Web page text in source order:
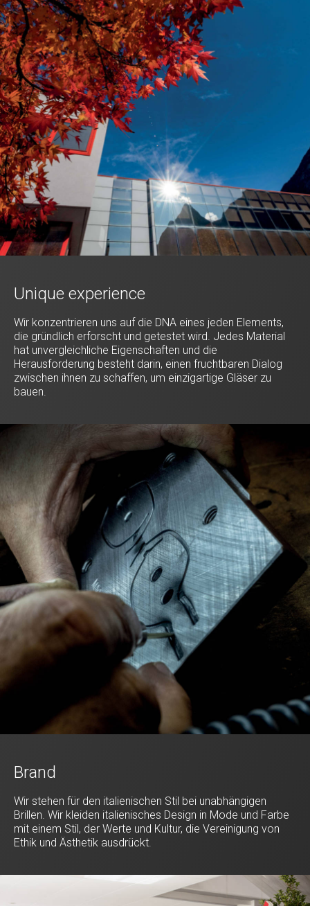
Unique experience
Wir konzentrieren uns auf die DNA eines jeden Elements,
die gründlich erforscht und getestet wird. Jedes Material
hat unvergleichliche Eigenschaften und die
Herausforderung besteht darin, einen fruchtbaren Dialog
zwischen ihnen zu schaffen, um einzigartige Gläser zu
bauen.
Brand
Wir stehen für den italienischen Stil bei unabhängigen
Brillen. Wir kleiden italienisches Design in Mode und Farbe
mit einem Stil, der Werte und Kultur, die Vereinigung von
Ethik und Ästhetik ausdrückt.